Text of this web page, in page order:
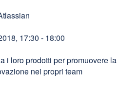
17:30 - 18:00
i loro prodotti per promuovere la
nei propri team